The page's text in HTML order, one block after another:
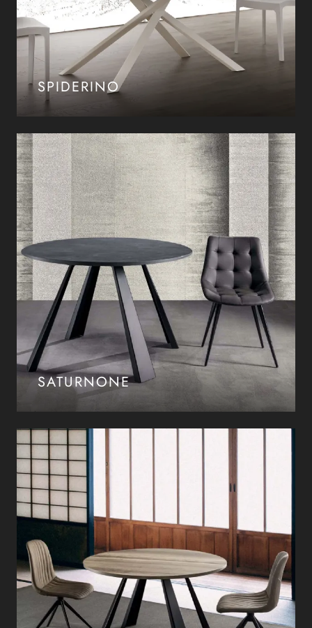
SPIDERINO
SATURNONE